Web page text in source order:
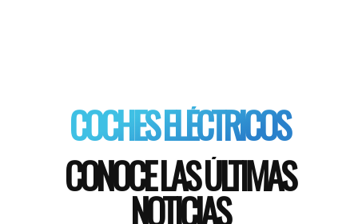
COCHES ELÉCTRICOS
CONOCE LAS ÚLTIMAS
NOTICIAS